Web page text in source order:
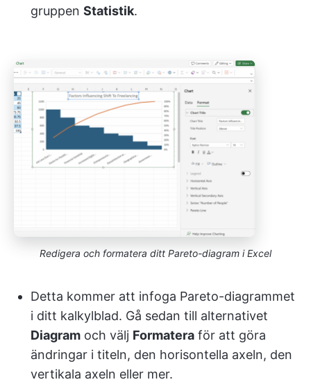
gruppen Statistik.
Redigera och formatera ditt Pareto-diagram i Excel
Detta kommer att infoga Pareto-diagrammet
i ditt kalkylblad. Gå sedan till alternativet
Diagram och välj Formatera för att göra
ändringar i titeln, den horisontella axeln, den
vertikala axeln eller mer.